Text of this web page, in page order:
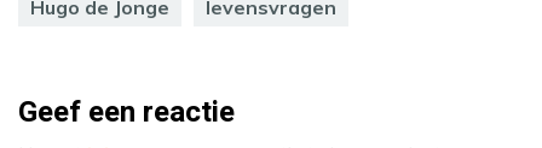
Hugo de Jonge levensvragen
Geef een reactie